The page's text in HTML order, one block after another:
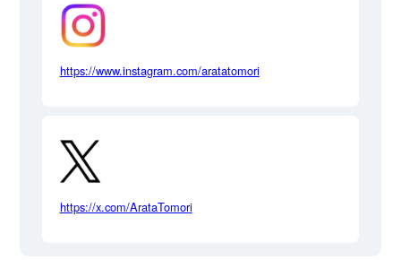
https://www.instagram.com/aratatomori
https://x.com/ArataTomori